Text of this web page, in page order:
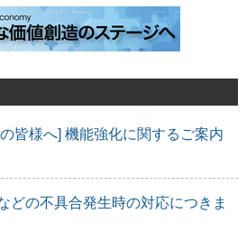
皆様へ] 機能強化に関するご案内
どの不具合発生時の対応につきま